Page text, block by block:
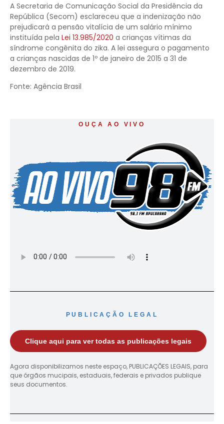
A Secretaria de Comunicação Social da Presidência da
República (Secom) esclareceu que a indenização não
prejudicará a pensão vitalícia de um salário mínimo
instituída pela Lei 13.985/2020 a crianças vítimas da
síndrome congênita do zika. A lei assegura o pagamento
a crianças nascidas de 1º de janeiro de 2015 a 31 de
dezembro de 2019.
Fonte: Agência Brasil
OUÇA AO VIVO
PUBLICAÇÃO LEGAL
Clique aqui para ver todas as publicações legais
Agora disponibilizamos neste espaço, PUBLICAÇÕES LEGAIS, para
que órgãos mucipais, estaduais, federais e privados publique
seus documentos.